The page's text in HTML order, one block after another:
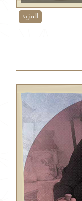
المزيد